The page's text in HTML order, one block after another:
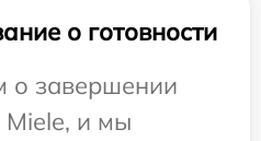
о готовности
завершении
Miele, и мы